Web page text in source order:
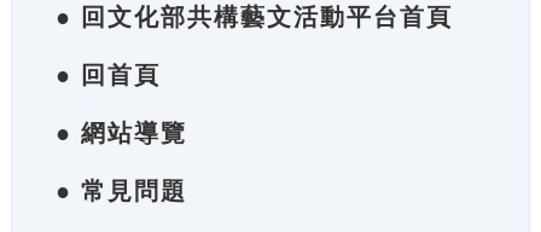
● 回文化部共構藝文活動平台首頁
● 回首頁
● 網站導覽
● 常見問題